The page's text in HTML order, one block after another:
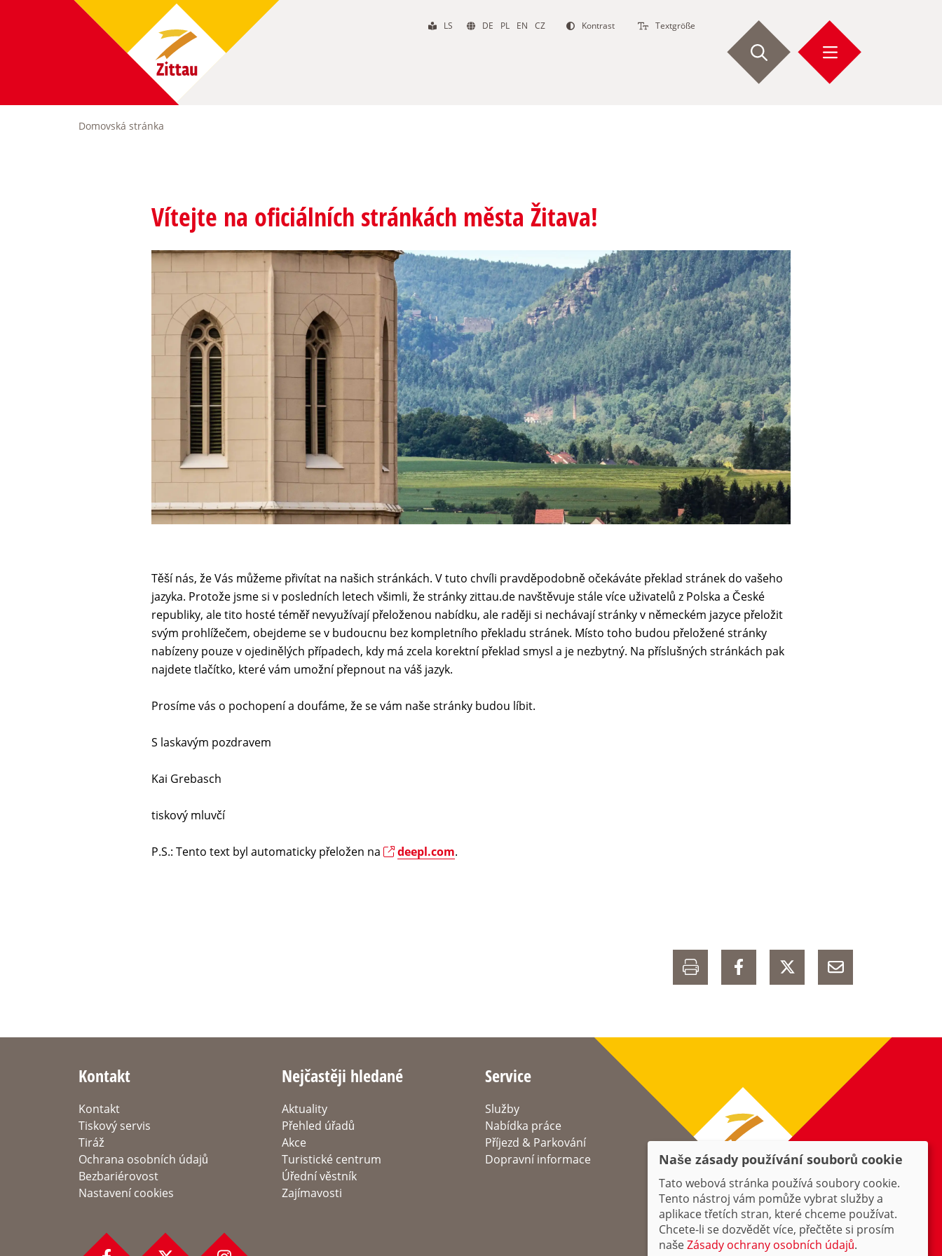
LS DE PL EN CZ Kontrast Textgröße
Domovská stránka
Vítejte na oficiálních stránkách města Žitava!
Těší nás, že Vás můžeme přivítat na našich stránkách. V tuto chvíli pravděpodobně očekáváte překlad stránek do vašeho
jazyka. Protože jsme si v posledních letech všimli, že stránky zittau.de navštěvuje stále více uživatelů z Polska a České
republiky, ale tito hosté téměř nevyužívají přeloženou nabídku, ale raději si nechávají stránky v německém jazyce přeložit
svým prohlížečem, obejdeme se v budoucnu bez kompletního překladu stránek. Místo toho budou přeložené stránky
nabízeny pouze v ojedinělých případech, kdy má zcela korektní překlad smysl a je nezbytný. Na příslušných stránkách pak
najdete tlačítko, které vám umožní přepnout na váš jazyk.
Prosíme vás o pochopení a doufáme, že se vám naše stránky budou líbit.
S laskavým pozdravem
Kai Grebasch
tiskový mluvčí
P.S.: Tento text byl automaticky přeložen na deepl.com.
Kontakt
Kontakt
Tiskový servis
Tiráž
Ochrana osobních údajů
Bezbariérovost
Nastavení cookies
Nejčastěji hledané
Aktuality
Přehled úřadů
Akce
Turistické centrum
Úřední věstník
Zajímavosti
Service
Služby
Nabídka práce
Příjezd & Parkování
Dopravní informace
Naše zásady používání souborů cookie
Tato webová stránka používá soubory cookie.
Tento nástroj vám pomůže vybrat služby a
aplikace třetích stran, které chceme používat.
Chcete-li se dozvědět více, přečtěte si prosím
našeZásady ochrany osobních údajů.